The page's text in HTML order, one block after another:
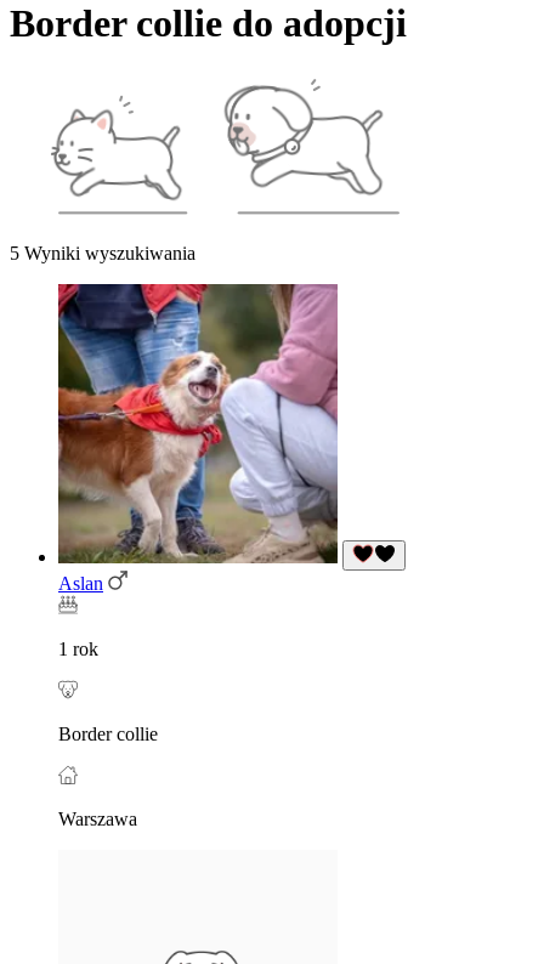
Border collie do adopcji
5 Wyniki wyszukiwania
Aslan
1 rok
Border collie
Warszawa